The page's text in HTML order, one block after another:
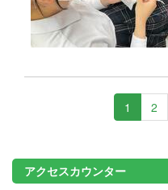
1 2
アクセスカウンター